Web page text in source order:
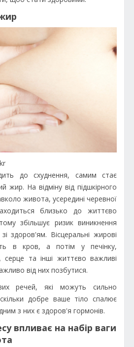
до схуднення, самим стає
жир. На відміну від підшкірного
живота, усередині черевної
близько до життєво
збільшує ризик виникнення
здоров'ям. Вісцеральні жирові
в кров, а потім у печінку,
серце та інші життєво важливі
від них позбутися.
речей, які можуть сильно
добре ваше тіло спалює
з них є здоров'я гормонів.
впливає на набір ваги